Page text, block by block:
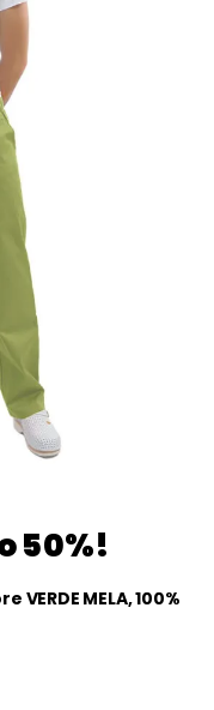
50%!
MELA, 100%